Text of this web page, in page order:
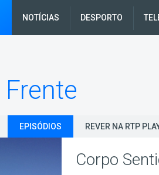
NOTÍCIAS DESPORTO
EPISÓDIOS REVER NA RTP
Corpo